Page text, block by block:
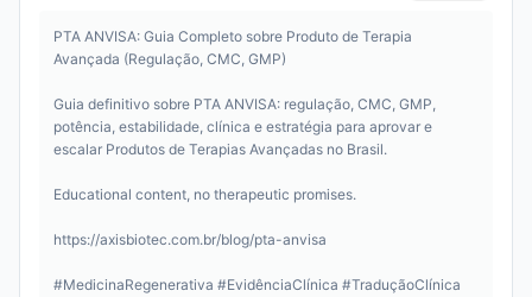
PTA ANVISA: Guia Completo sobre Produto de Terapia
Avançada (Regulação, CMC, GMP)
Guia definitivo sobre PTA ANVISA: regulação, CMC, GMP,
potência, estabilidade, clínica e estratégia para aprovar e
escalar Produtos de Terapias Avançadas no Brasil.
Educational content, no therapeutic promises.
https://axisbiotec.com.br/blog/pta-anvisa
#MedicinaRegenerativa #EvidênciaClínica #TraduçãoClínica